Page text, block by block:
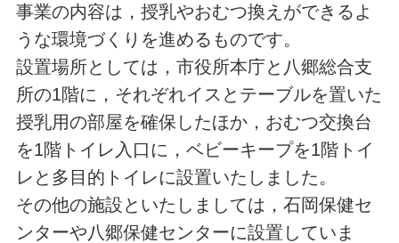
事業の内容は，授乳やおむつ換えができるよ
うな環境づくりを進めるものです。
設置場所としては，市役所本庁と八郷総合支
所の1階に，それぞれイスとテーブルを置いた
授乳用の部屋を確保したほか，おむつ交換台
を1階トイレ入口に，ベビーキープを1階トイ
レと多目的トイレに設置いたしました。
その他の施設といたしましては，石岡保健セ
ンターや八郷保健センターに設置していま